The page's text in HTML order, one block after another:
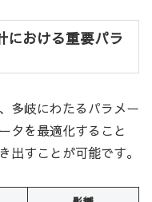
における重要パラ
多岐にわたるパラメー
タを最適化すること
出すことが可能です。